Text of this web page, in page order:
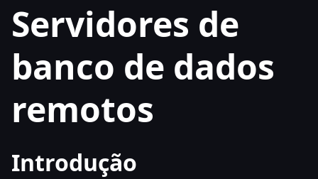
Servidores de
banco de dados
remotos
Introdução